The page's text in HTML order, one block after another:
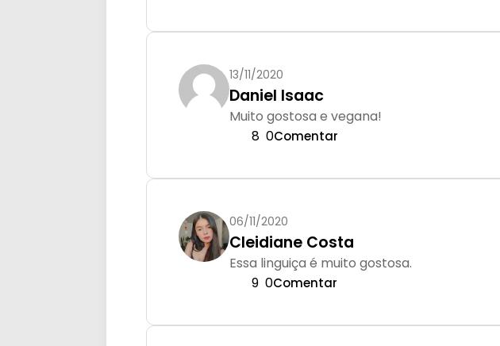
13/11/2020
Daniel Isaac
Muito gostosa e vegana!
8 0Comentar
06/11/2020
Cleidiane Costa
Essa linguiça é muito gostosa.
9 0Comentar